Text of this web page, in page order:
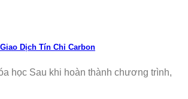
Dịch Tín Chỉ Carbon
học Sau khi hoàn thành chương trình,